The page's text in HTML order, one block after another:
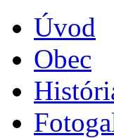
Úvod
Obec